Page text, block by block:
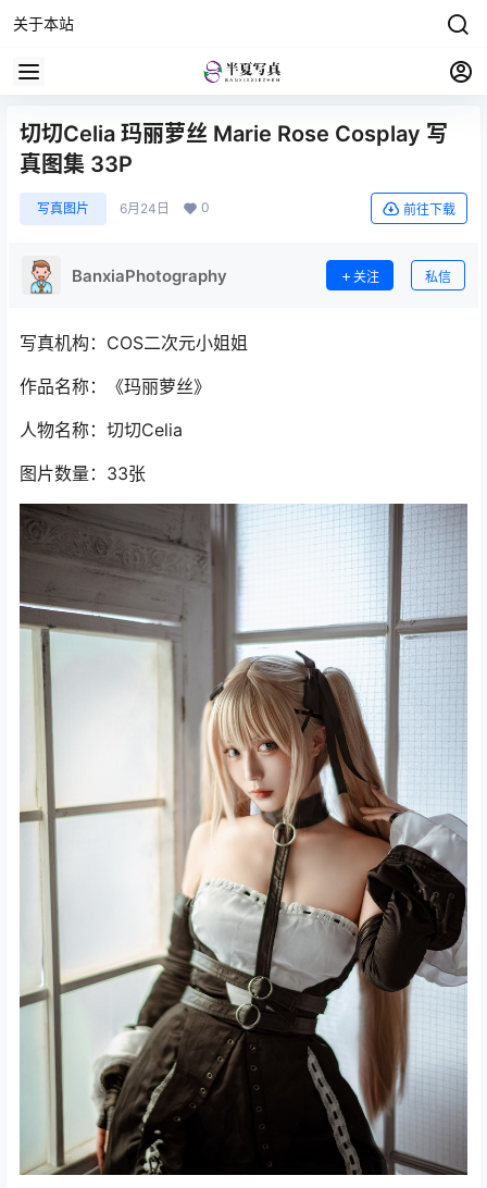
关于本站
切切Celia 玛丽萝丝 Marie Rose Cosplay 写
真图集 33P
写真图片 6月24日 0 前往下载
BanxiaPhotography 关注 私信
写真机构：COS二次元小姐姐
作品名称：《玛丽萝丝》
人物名称：切切Celia
图片数量：33张